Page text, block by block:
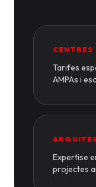
CENTRES
Tarifes
AMPAs i
Expertise
projectes